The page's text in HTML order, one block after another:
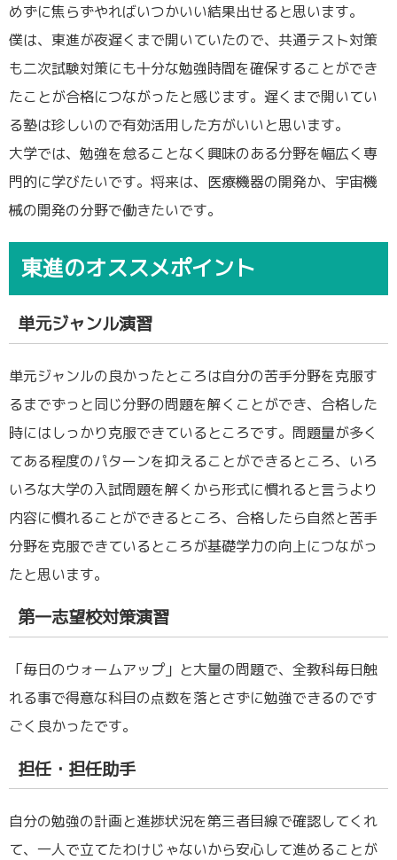
めずに焦らずやればいつかいい結果出せると思います。
僕は、東進が夜遅くまで開いていたので、共通テスト対策
も二次試験対策にも十分な勉強時間を確保することができ
たことが合格につながったと感じます。遅くまで開いてい
る塾は珍しいので有効活用した方がいいと思います。
大学では、勉強を怠ることなく興味のある分野を幅広く専
門的に学びたいです。将来は、医療機器の開発か、宇宙機
械の開発の分野で働きたいです。
東進のオススメポイント
単元ジャンル演習
単元ジャンルの良かったところは自分の苦手分野を克服す
るまでずっと同じ分野の問題を解くことができ、合格した
時にはしっかり克服できているところです。問題量が多く
てある程度のパターンを抑えることができるところ、いろ
いろな大学の入試問題を解くから形式に慣れると言うより
内容に慣れることができるところ、合格したら自然と苦手
分野を克服できているところが基礎学力の向上につながっ
たと思います。
第一志望校対策演習
「毎日のウォームアップ」と大量の問題で、全教科毎日触
れる事で得意な科目の点数を落とさずに勉強できるのです
ごく良かったです。
担任・担任助手
自分の勉強の計画と進捗状況を第三者目線で確認してくれ
て、一人で立てたわけじゃないから安心して進めることが